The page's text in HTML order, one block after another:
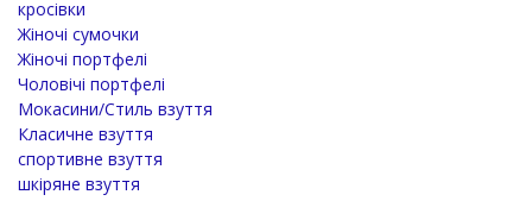
кросівки
Жіночі сумочки
Жіночі портфелі
Чоловічі портфелі
Мокасини/Стиль взуття
Класичне взуття
спортивне взуття
шкіряне взуття